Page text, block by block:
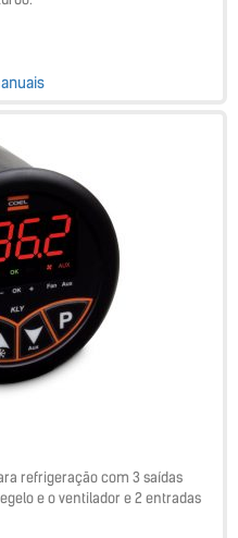
refrigeração com 3 saídas
e o ventilador e 2 entradas